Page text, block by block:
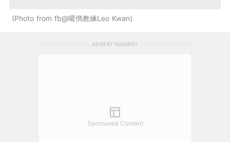
Photo from fb@曜儁教練Leo Kwan
ADVERTISEMENT
Sponsored Content